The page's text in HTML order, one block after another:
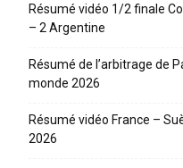
Résumé vidéo 1/2 finale
– 2 Argentine
Résumé de l’arbitrage de
monde 2026
Résumé vidéo France –
2026